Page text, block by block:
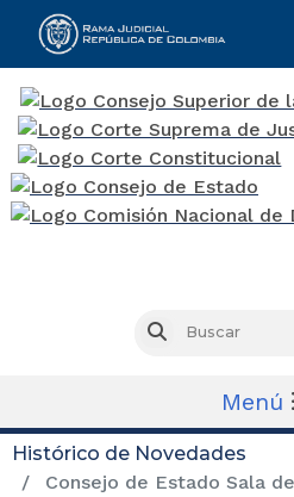
Buscar
Menú
Histórico de Novedades
Consejo de Estado Sala